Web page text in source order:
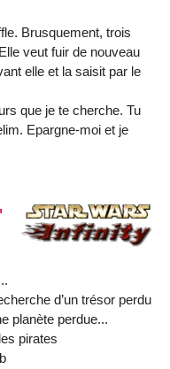
Brusquement, trois
veut fuir de nouveau
elle et la saisit par le
que je te cherche. Tu
Epargne-moi et je
d’un trésor perdu
planète perdue...
pirates